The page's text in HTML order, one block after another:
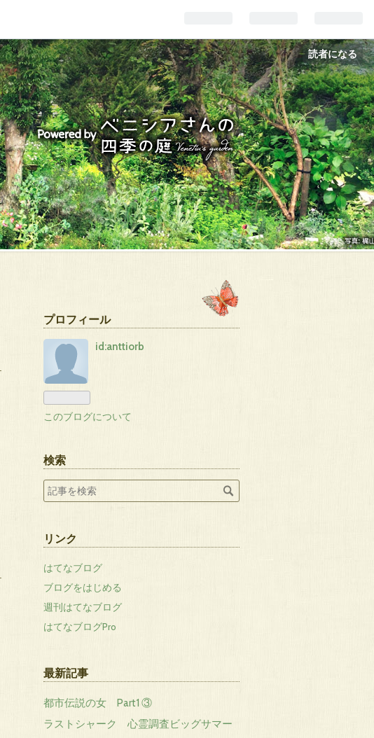
読者になる
プロフィール
id:anttiorb
このブログについて
検索
リンク
はてなブログ
ブログをはじめる
週刊はてなブログ
はてなブログPro
最新記事
都市伝説の女 Part1 ③
ラストシャーク 心霊調査ビッグサマー